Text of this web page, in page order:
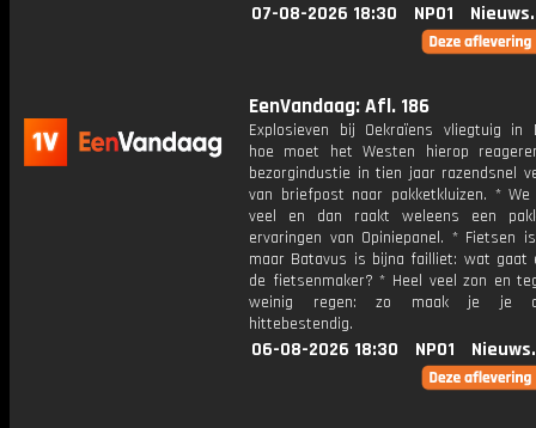
07-08-2026 18:30 NPO1
EenVandaag: Afl. 186
Explosieven bij Oekraïens vliegtuig in
hoe moet het Westen hierop
bezorgindustie in tien jaar razendsnel
van briefpost naar pakketkluizen. * We
veel en dan raakt weleens een
ervaringen van Opiniepanel. * Fietsen
maar Batavus is bijna failliet: wat gaat
de fietsenmaker? * Heel veel zon en
weinig regen: zo maak je je
hittebestendig.
06-08-2026 18:30 NPO1